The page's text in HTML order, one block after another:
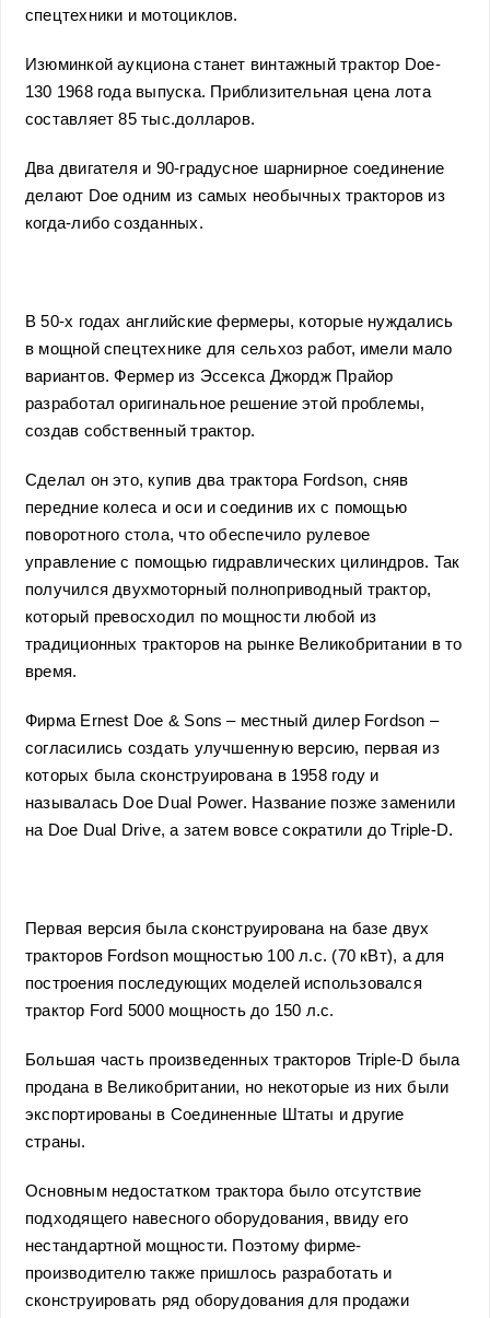
спецтехники и мотоциклов.
Изюминкой аукциона станет винтажный трактор Doe-
130 1968 года выпуска. Приблизительная цена лота
составляет 85 тыс.долларов.
Два двигателя и 90-градусное шарнирное соединение
делают Doe одним из самых необычных тракторов из
когда-либо созданных.
В 50-х годах английские фермеры, которые нуждались
в мощной спецтехнике для сельхоз работ, имели мало
вариантов. Фермер из Эссекса Джордж Прайор
разработал оригинальное решение этой проблемы,
создав собственный трактор.
Сделал он это, купив два трактора Fordson, сняв
передние колеса и оси и соединив их с помощью
поворотного стола, что обеспечило рулевое
управление с помощью гидравлических цилиндров. Так
получился двухмоторный полноприводный трактор,
который превосходил по мощности любой из
традиционных тракторов на рынке Великобритании в то
время.
Фирма Ernest Doe & Sons – местный дилер Fordson –
согласились создать улучшенную версию, первая из
которых была сконструирована в 1958 году и
называлась Doe Dual Power. Название позже заменили
на Doe Dual Drive, а затем вовсе сократили до Triple-D.
Первая версия была сконструирована на базе двух
тракторов Fordson мощностью 100 л.с. (70 кВт), а для
построения последующих моделей использовался
трактор Ford 5000 мощность до 150 л.с.
Большая часть произведенных тракторов Triple-D была
продана в Великобритании, но некоторые из них были
экспортированы в Соединенные Штаты и другие
страны.
Основным недостатком трактора было отсутствие
подходящего навесного оборудования, ввиду его
нестандартной мощности. Поэтому фирме-
производителю также пришлось разработать и
сконструировать ряд оборудования для продажи